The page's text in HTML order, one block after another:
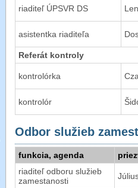
riaditeľ ÚPSVR DS
asistentka riaditeľa
Referát kontroly
kontrolórka
kontrolór
Odbor služieb
funkcia, agenda
riaditeľ odboru služieb
zamestanosti